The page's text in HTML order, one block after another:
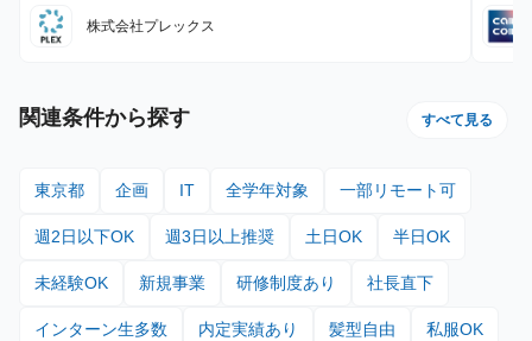
株式会社プレックス
関連条件から探す すべて見る
東京都 企画 IT 全学年対象 一部リモート可
週2日以下OK 週3日以上推奨 土日OK 半日OK
未経験OK 新規事業 研修制度あり 社長直下
インターン生多数 内定実績あり 髪型自由 私服OK